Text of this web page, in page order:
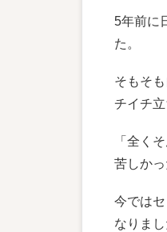
5年前に
た。
そもそ
チイチ
「全く
苦しか
今では
なりま